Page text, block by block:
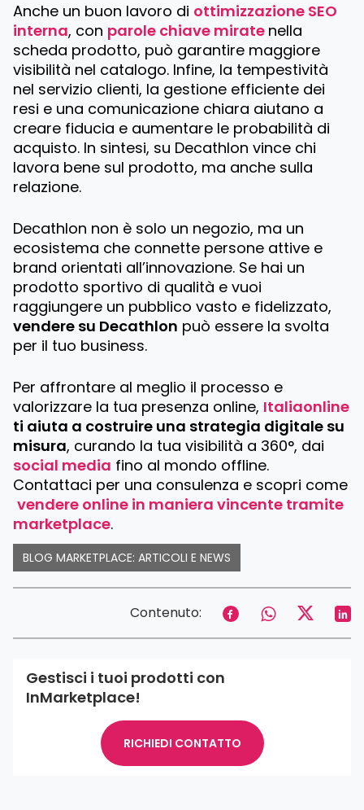
Anche un buon lavoro di ottimizzazione SEO
interna, con parole chiave mirate nella
scheda prodotto, può garantire maggiore
visibilità nel catalogo. Infine, la tempestività
nel servizio clienti, la gestione efficiente dei
resi e una comunicazione chiara aiutano a
creare fiducia e aumentare le probabilità di
acquisto. In sintesi, su Decathlon vince chi
lavora bene sul prodotto, ma anche sulla
relazione.
Decathlon non è solo un negozio, ma un
ecosistema che connette persone attive e
brand orientati all’innovazione. Se hai un
prodotto sportivo di qualità e vuoi
raggiungere un pubblico vasto e fidelizzato,
vendere su Decathlon può essere la svolta
per il tuo business.
Per affrontare al meglio il processo e
valorizzare la tua presenza online, Italiaonline
ti aiuta a costruire una strategia digitale su
misura, curando la tua visibilità a 360°, dai
social media fino al mondo offline.
Contattaci per una consulenza e scopri come
vendere online in maniera vincente tramite
marketplace.
BLOG MARKETPLACE: ARTICOLI E NEWS
Contenuto:
Gestisci i tuoi prodotti con
InMarketplace!
RICHIEDI CONTATTO